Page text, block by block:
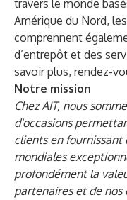
travers le monde
Amérique du Nord,
comprennent
d’entrepôt et des
savoir plus, rendez-
Notre mission
Chez AIT, nous
d'occasions
clients en fournissant
mondiales
profondément la
partenaires et de nos